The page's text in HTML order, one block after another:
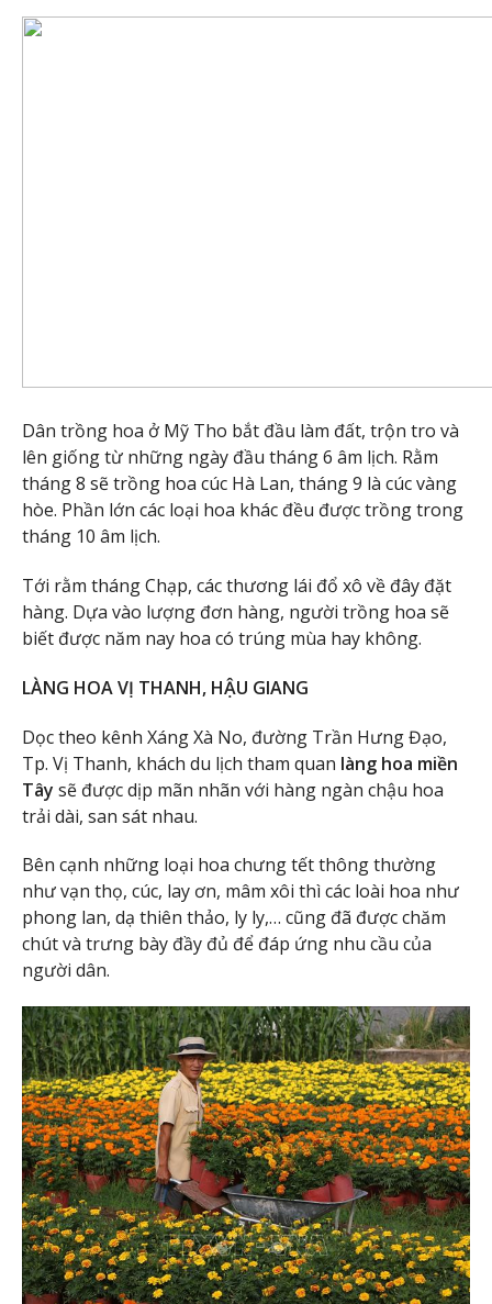
Dân trồng hoa ở Mỹ Tho bắt đầu làm đất, trộn tro và
lên giống từ những ngày đầu tháng 6 âm lịch. Rằm
tháng 8 sẽ trồng hoa cúc Hà Lan, tháng 9 là cúc vàng
hòe. Phần lớn các loại hoa khác đều được trồng trong
tháng 10 âm lịch.
Tới rằm tháng Chạp, các thương lái đổ xô về đây đặt
hàng. Dựa vào lượng đơn hàng, người trồng hoa sẽ
biết được năm nay hoa có trúng mùa hay không.
LÀNG HOA VỊ THANH, HẬU GIANG
Dọc theo kênh Xáng Xà No, đường Trần Hưng Đạo,
Tp. Vị Thanh, khách du lịch tham quan làng hoa miền
Tây sẽ được dịp mãn nhãn với hàng ngàn chậu hoa
trải dài, san sát nhau.
Bên cạnh những loại hoa chưng tết thông thường
như vạn thọ, cúc, lay ơn, mâm xôi thì các loài hoa như
phong lan, dạ thiên thảo, ly ly,… cũng đã được chăm
chút và trưng bày đầy đủ để đáp ứng nhu cầu của
người dân.